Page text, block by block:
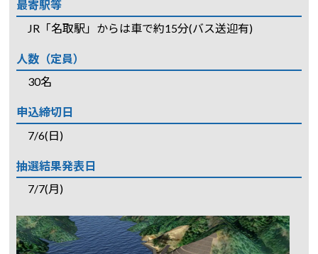
最寄駅等
JR「名取駅」からは車で約15分(バス送迎有)
人数（定員）
30名
申込締切日
7/6(日)
抽選結果発表日
7/7(月)